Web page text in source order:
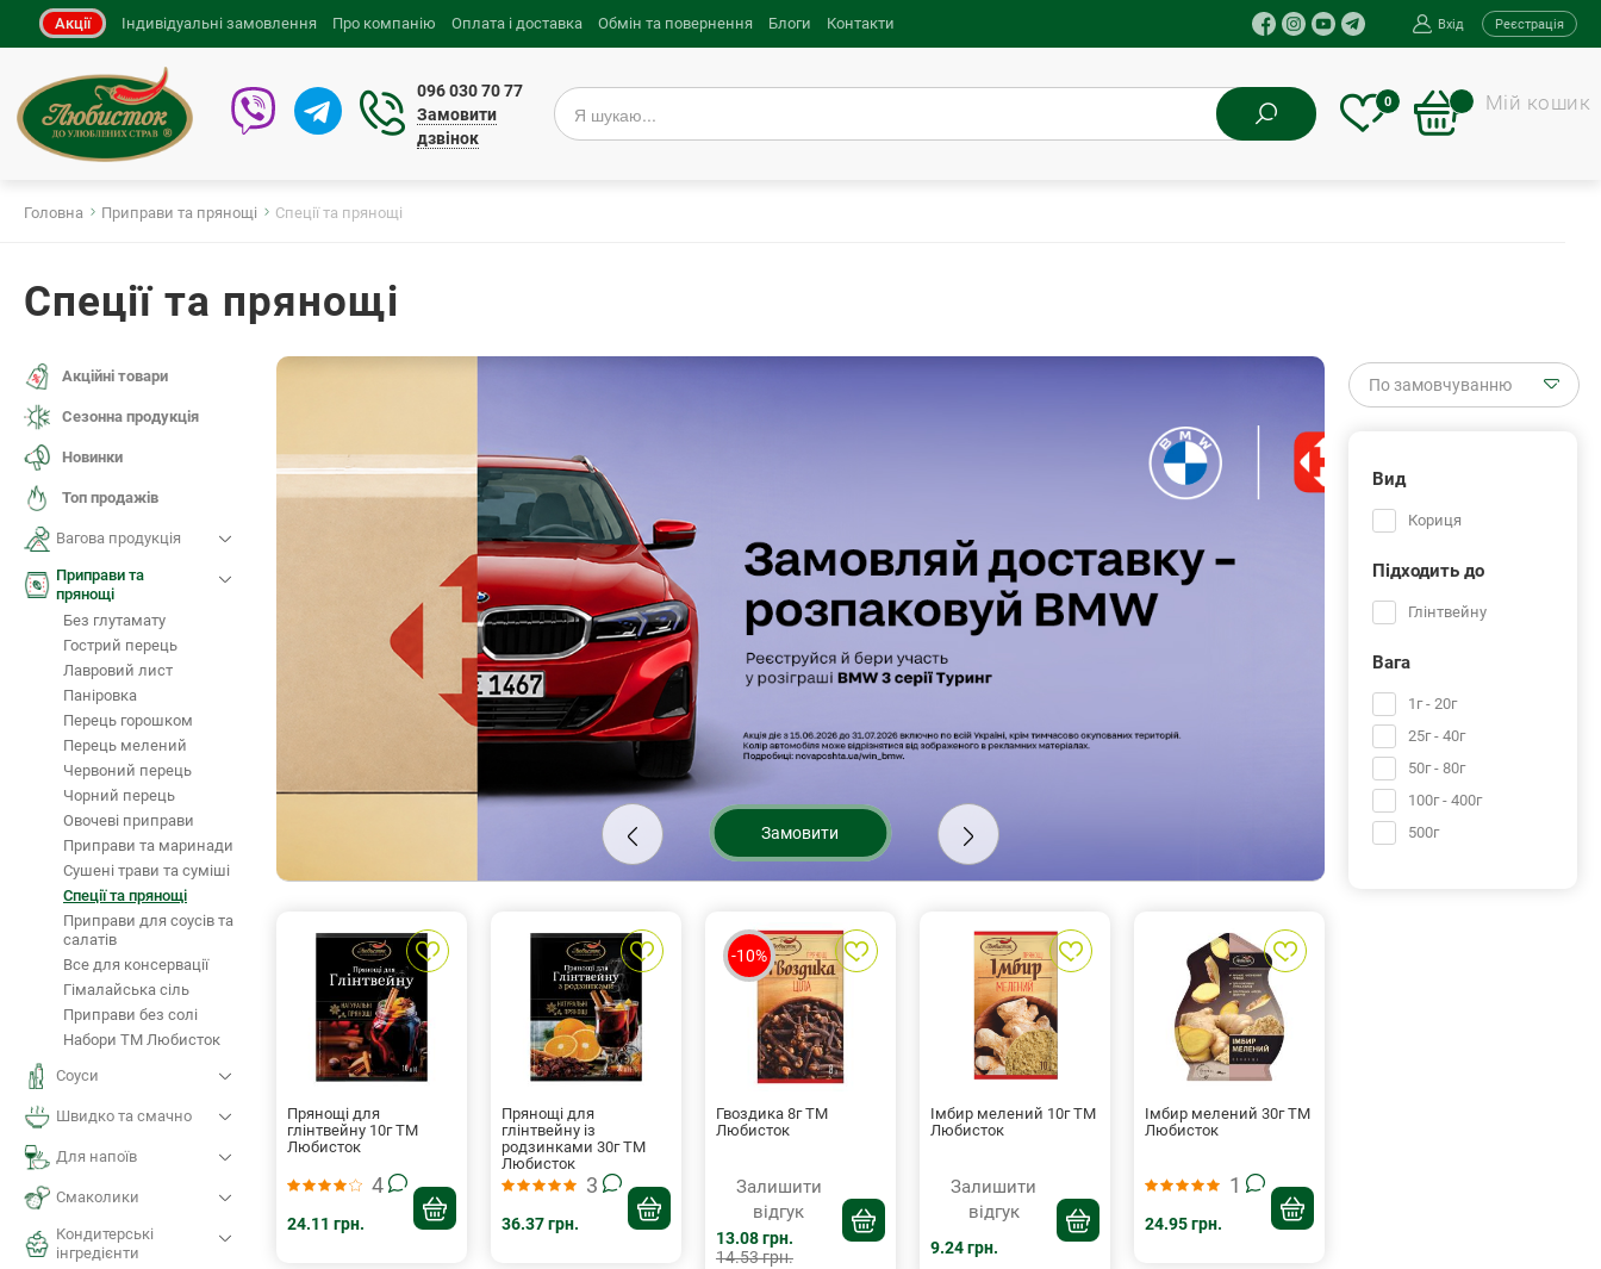
Акції Індивідуальні замовлення Про компанію Оплата і доставка Обмін та повернення Блоги Контакти Вхід Реєстрація
096 030 70 77
Замовити
дзвінок
0 Мій кошик
Головна Приправи та прянощі Спеції та прянощі
Спеції та прянощі
По замовчуванню
Вид
Кориця
Підходить до
Глінтвейну
Вага
1г - 20г
25г - 40г
50г - 80г
100г - 400г
500г
Замовити
Прянощі для
глінтвейну 10г ТМ
Любисток
4
24.11 грн.
Прянощі для
глінтвейну із
родзинками 30г ТМ
Любисток
3
36.37 грн.
-10%
Гвоздика 8г ТМ
Любисток
Залишити
відгук
13.08 грн.
14.53 грн.
Імбир мелений 10г ТМ
Любисток
Залишити
відгук
9.24 грн.
Імбир мелений 30г ТМ
Любисток
1
24.95 грн.
Акційні товари
Сезонна продукція
Новинки
Топ продажів
Вагова продукція
Приправи та
прянощі
Без глутамату
Гострий перець
Лавровий лист
Паніровка
Перець горошком
Перець мелений
Червоний перець
Чорний перець
Овочеві приправи
Приправи та маринади
Сушені трави та суміші
Спеції та прянощі
Приправи для соусів та
салатів
Все для консервації
Гімалайська сіль
Приправи без солі
Набори ТМ Любисток
Соуси
Швидко та смачно
Для напоїв
Смаколики
Кондитерські
iнгредієнти